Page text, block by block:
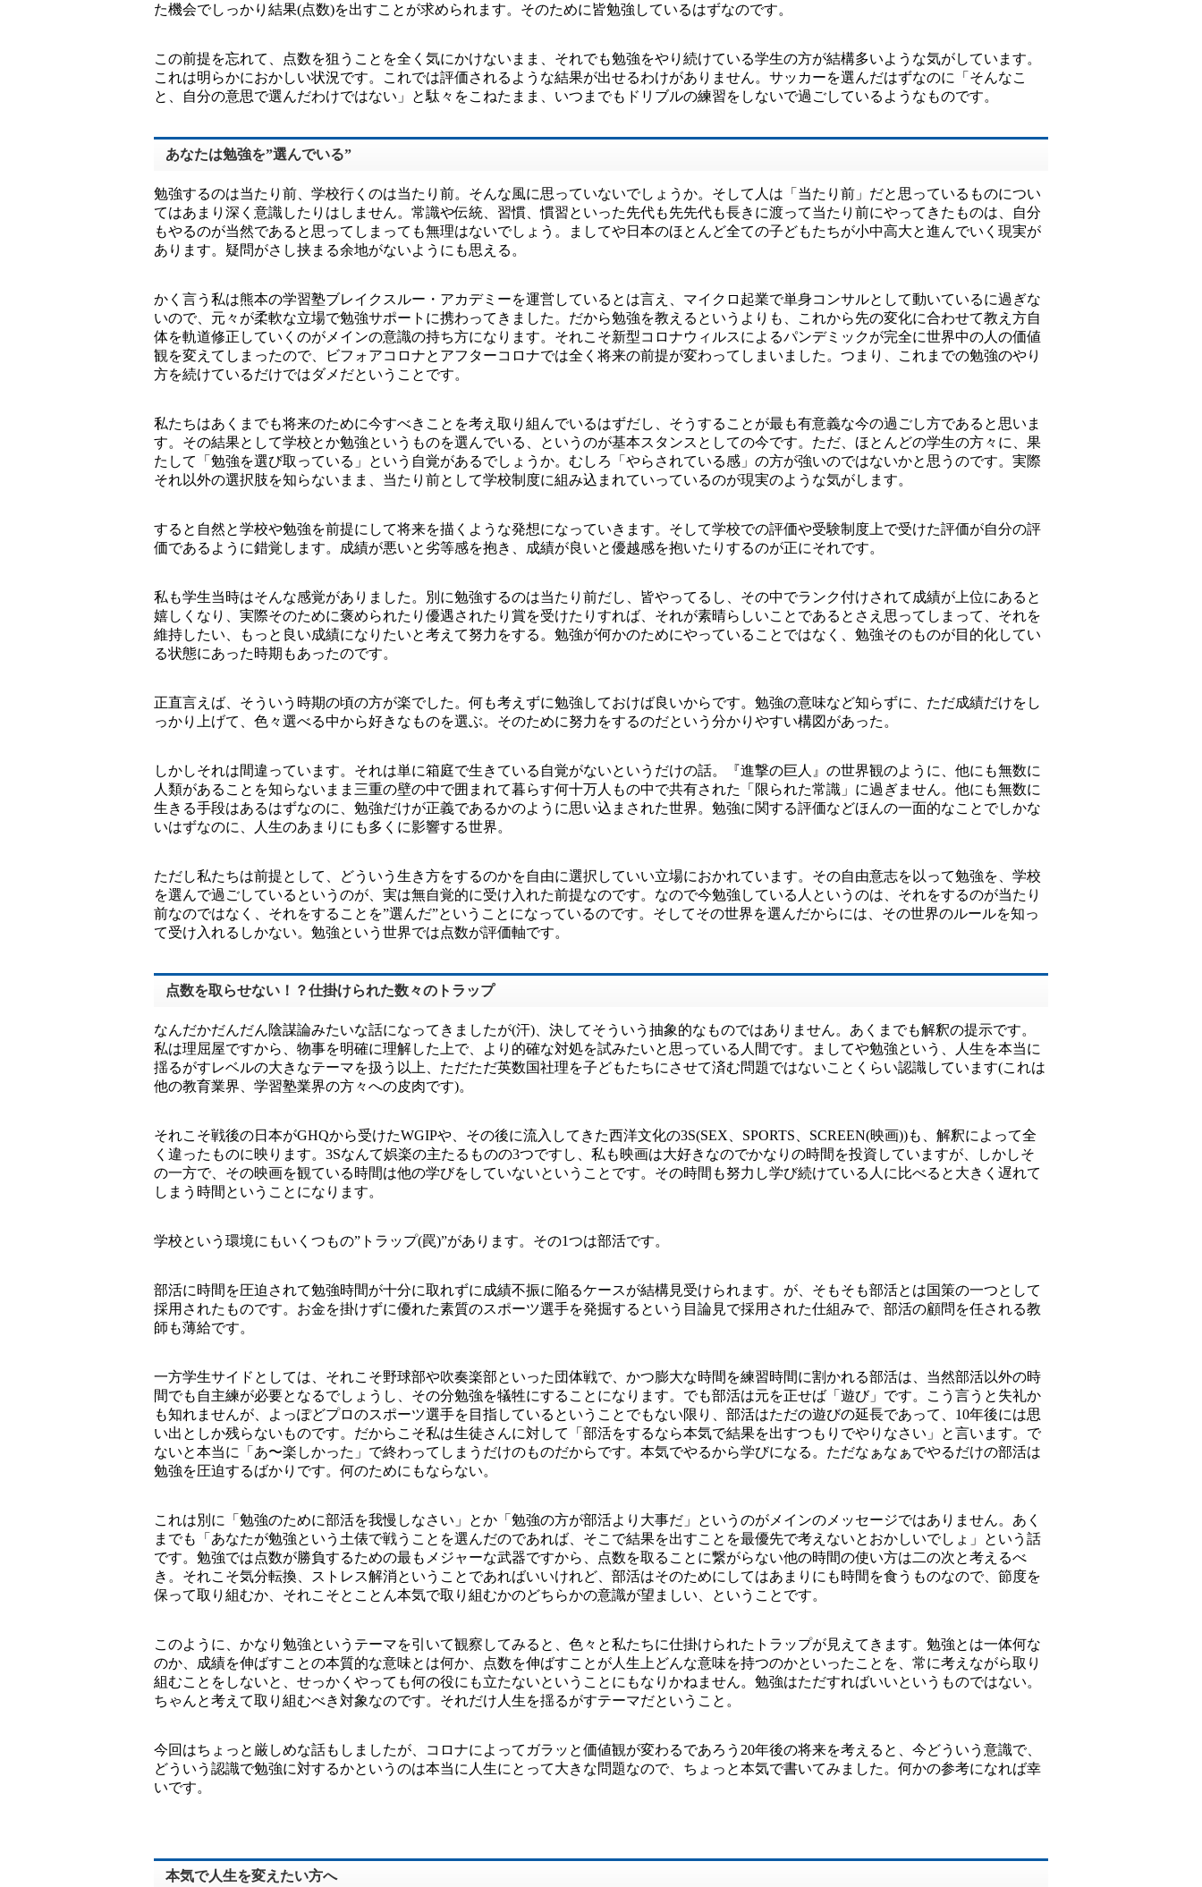
た機会でしっかり結果(点数)を出すことが求められます。そのために皆勉強しているはずなのです。
この前提を忘れて、点数を狙うことを全く気にかけないまま、それでも勉強をやり続けている学生の方が結構多いような気がしています。
これは明らかにおかしい状況です。これでは評価されるような結果が出せるわけがありません。サッカーを選んだはずなのに「そんなこ
と、自分の意思で選んだわけではない」と駄々をこねたまま、いつまでもドリブルの練習をしないで過ごしているようなものです。
あなたは勉強を”選んでいる”
勉強するのは当たり前、学校行くのは当たり前。そんな風に思っていないでしょうか。そして人は「当たり前」だと思っているものについ
てはあまり深く意識したりはしません。常識や伝統、習慣、慣習といった先代も先先代も長きに渡って当たり前にやってきたものは、自分
もやるのが当然であると思ってしまっても無理はないでしょう。ましてや日本のほとんど全ての子どもたちが小中高大と進んでいく現実が
あります。疑問がさし挟まる余地がないようにも思える。
かく言う私は熊本の学習塾ブレイクスルー・アカデミーを運営しているとは言え、マイクロ起業で単身コンサルとして動いているに過ぎな
いので、元々が柔軟な立場で勉強サポートに携わってきました。だから勉強を教えるというよりも、これから先の変化に合わせて教え方自
体を軌道修正していくのがメインの意識の持ち方になります。それこそ新型コロナウィルスによるパンデミックが完全に世界中の人の価値
観を変えてしまったので、ビフォアコロナとアフターコロナでは全く将来の前提が変わってしまいました。つまり、これまでの勉強のやり
方を続けているだけではダメだということです。
私たちはあくまでも将来のために今すべきことを考え取り組んでいるはずだし、そうすることが最も有意義な今の過ごし方であると思いま
す。その結果として学校とか勉強というものを選んでいる、というのが基本スタンスとしての今です。ただ、ほとんどの学生の方々に、果
たして「勉強を選び取っている」という自覚があるでしょうか。むしろ「やらされている感」の方が強いのではないかと思うのです。実際
それ以外の選択肢を知らないまま、当たり前として学校制度に組み込まれていっているのが現実のような気がします。
すると自然と学校や勉強を前提にして将来を描くような発想になっていきます。そして学校での評価や受験制度上で受けた評価が自分の評
価であるように錯覚します。成績が悪いと劣等感を抱き、成績が良いと優越感を抱いたりするのが正にそれです。
私も学生当時はそんな感覚がありました。別に勉強するのは当たり前だし、皆やってるし、その中でランク付けされて成績が上位にあると
嬉しくなり、実際そのために褒められたり優遇されたり賞を受けたりすれば、それが素晴らしいことであるとさえ思ってしまって、それを
維持したい、もっと良い成績になりたいと考えて努力をする。勉強が何かのためにやっていることではなく、勉強そのものが目的化してい
る状態にあった時期もあったのです。
正直言えば、そういう時期の頃の方が楽でした。何も考えずに勉強しておけば良いからです。勉強の意味など知らずに、ただ成績だけをし
っかり上げて、色々選べる中から好きなものを選ぶ。そのために努力をするのだという分かりやすい構図があった。
しかしそれは間違っています。それは単に箱庭で生きている自覚がないというだけの話。『進撃の巨人』の世界観のように、他にも無数に
人類があることを知らないまま三重の壁の中で囲まれて暮らす何十万人もの中で共有された「限られた常識」に過ぎません。他にも無数に
生きる手段はあるはずなのに、勉強だけが正義であるかのように思い込まされた世界。勉強に関する評価などほんの一面的なことでしかな
いはずなのに、人生のあまりにも多くに影響する世界。
ただし私たちは前提として、どういう生き方をするのかを自由に選択していい立場におかれています。その自由意志を以って勉強を、学校
を選んで過ごしているというのが、実は無自覚的に受け入れた前提なのです。なので今勉強している人というのは、それをするのが当たり
前なのではなく、それをすることを”選んだ”ということになっているのです。そしてその世界を選んだからには、その世界のルールを知っ
て受け入れるしかない。勉強という世界では点数が評価軸です。
点数を取らせない！？仕掛けられた数々のトラップ
なんだかだんだん陰謀論みたいな話になってきましたが(汗)、決してそういう抽象的なものではありません。あくまでも解釈の提示です。
私は理屈屋ですから、物事を明確に理解した上で、より的確な対処を試みたいと思っている人間です。ましてや勉強という、人生を本当に
揺るがすレベルの大きなテーマを扱う以上、ただただ英数国社理を子どもたちにさせて済む問題ではないことくらい認識しています(これは
他の教育業界、学習塾業界の方々への皮肉です)。
それこそ戦後の日本がGHQから受けたWGIPや、その後に流入してきた西洋文化の3S(SEX、SPORTS、SCREEN(映画))も、解釈によって全
く違ったものに映ります。3Sなんて娯楽の主たるものの3つですし、私も映画は大好きなのでかなりの時間を投資していますが、しかしそ
の一方で、その映画を観ている時間は他の学びをしていないということです。その時間も努力し学び続けている人に比べると大きく遅れて
しまう時間ということになります。
学校という環境にもいくつもの”トラップ(罠)”があります。その1つは部活です。
部活に時間を圧迫されて勉強時間が十分に取れずに成績不振に陥るケースが結構見受けられます。が、そもそも部活とは国策の一つとして
採用されたものです。お金を掛けずに優れた素質のスポーツ選手を発掘するという目論見で採用された仕組みで、部活の顧問を任される教
師も薄給です。
一方学生サイドとしては、それこそ野球部や吹奏楽部といった団体戦で、かつ膨大な時間を練習時間に割かれる部活は、当然部活以外の時
間でも自主練が必要となるでしょうし、その分勉強を犠牲にすることになります。でも部活は元を正せば「遊び」です。こう言うと失礼か
も知れませんが、よっぽどプロのスポーツ選手を目指しているということでもない限り、部活はただの遊びの延長であって、10年後には思
い出としか残らないものです。だからこそ私は生徒さんに対して「部活をするなら本気で結果を出すつもりでやりなさい」と言います。で
ないと本当に「あ〜楽しかった」で終わってしまうだけのものだからです。本気でやるから学びになる。ただなぁなぁでやるだけの部活は
勉強を圧迫するばかりです。何のためにもならない。
これは別に「勉強のために部活を我慢しなさい」とか「勉強の方が部活より大事だ」というのがメインのメッセージではありません。あく
までも「あなたが勉強という土俵で戦うことを選んだのであれば、そこで結果を出すことを最優先で考えないとおかしいでしょ」という話
です。勉強では点数が勝負するための最もメジャーな武器ですから、点数を取ることに繋がらない他の時間の使い方は二の次と考えるべ
き。それこそ気分転換、ストレス解消ということであればいいけれど、部活はそのためにしてはあまりにも時間を食うものなので、節度を
保って取り組むか、それこそとことん本気で取り組むかのどちらかの意識が望ましい、ということです。
このように、かなり勉強というテーマを引いて観察してみると、色々と私たちに仕掛けられたトラップが見えてきます。勉強とは一体何な
のか、成績を伸ばすことの本質的な意味とは何か、点数を伸ばすことが人生上どんな意味を持つのかといったことを、常に考えながら取り
組むことをしないと、せっかくやっても何の役にも立たないということにもなりかねません。勉強はただすればいいというものではない。
ちゃんと考えて取り組むべき対象なのです。それだけ人生を揺るがすテーマだということ。
今回はちょっと厳しめな話もしましたが、コロナによってガラッと価値観が変わるであろう20年後の将来を考えると、今どういう意識で、
どういう認識で勉強に対するかというのは本当に人生にとって大きな問題なので、ちょっと本気で書いてみました。何かの参考になれば幸
いです。
本気で人生を変えたい方へ